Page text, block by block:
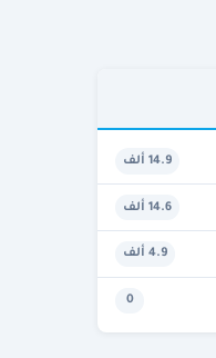
14.9 ألف
14.6 ألف
4.9 ألف
0